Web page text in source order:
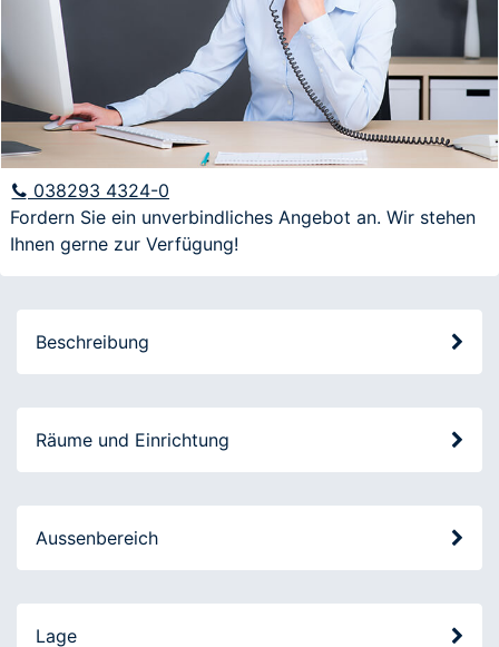
E-Mail
Anfrage
Veranstaltungen informiert werden
038293 4324-0
Fordern Sie ein unverbindliches Angebot an. Wir stehen
Ihnen gerne zur Verfügung!
Beschreibung
Räume und Einrichtung
Aussenbereich
Lage